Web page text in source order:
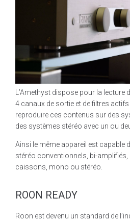
L’Amethyst dispose pour la
4 canaux de sortie et de filtres
reproduire ces contenus sur des
des systèmes stéréo avec un ou
Ainsi le même appareil est capable
stéréo conventionnels, bi-amplifiés,
caissons, mono ou stéréo.
ROON READY
Roon est devenu un standard de